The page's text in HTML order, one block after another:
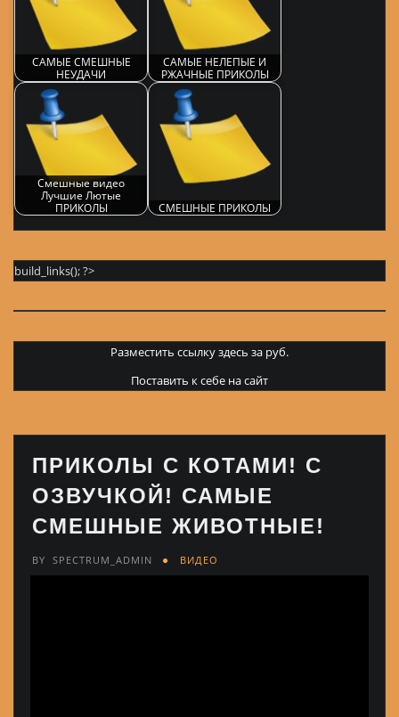
САМЫЕ СМЕШНЫЕ
НЕУДАЧИ
САМЫЕ НЕЛЕПЫЕ И
РЖАЧНЫЕ ПРИКОЛЫ
Смешные видео
Лучшие Лютые
ПРИКОЛЫ
СМЕШНЫЕ ПРИКОЛЫ
build_links(); ?>
Разместить ссылку здесь за руб.
Поставить к себе на сайт
ПРИКОЛЫ С КОТАМИ! С
ОЗВУЧКОЙ! САМЫЕ
СМЕШНЫЕ ЖИВОТНЫЕ!
BY SPECTRUM_ADMIN ВИДЕО